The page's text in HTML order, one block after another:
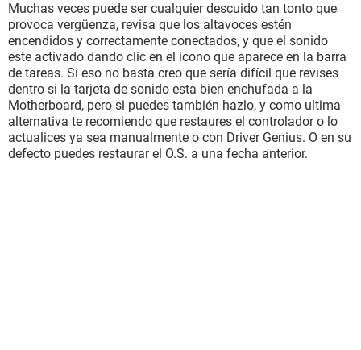
DirectX 4.09.00.0904 (DirectX 9.0c)
Nombre del sistema Temugin
Nombre de usuario Administrador
Nombre de dominio Temugin
Fecha / Hora 2013-03-22 / 18:19
Placa base:
Tipo de procesador Intel Pentium 4, 3000 MHz (15 x 200)
Nombre de la Placa Base Intel Bonanza D875PBZ (5 PCI, 1
AGP, 4 DDR DIMM, LAN)
Muchas veces puede ser cualquier descuido tan tonto que
provoca vergüenza, revisa que los altavoces estén
encendidos y correctamente conectados, y que el sonido
este activado dando clic en el icono que aparece en la barra
de tareas. Si eso no basta creo que sería difícil que revises
dentro si la tarjeta de sonido esta bien enchufada a la
Motherboard, pero si puedes también hazlo, y como ultima
alternativa te recomiendo que restaures el controlador o lo
actualices ya sea manualmente o con Driver Genius. O en su
defecto puedes restaurar el O.S. a una fecha anterior.